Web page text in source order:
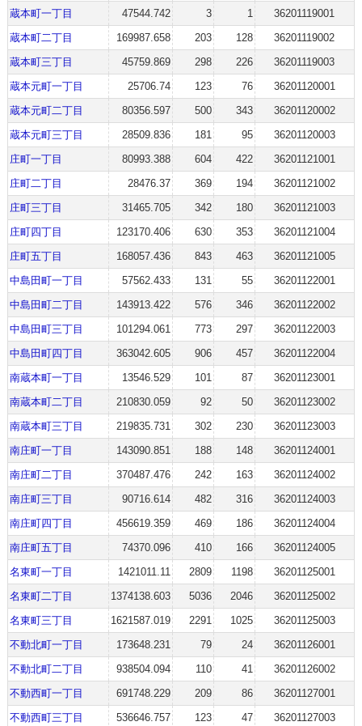
蔵本町一丁目
47544.742 3 1
36201119001
蔵本町二丁目
169987.658 203 128
36201119002
蔵本町三丁目
45759.869 298 226
36201119003
蔵本元町一丁目
25706.74 123 76
36201120001
蔵本元町二丁目
80356.597 500 343
36201120002
蔵本元町三丁目
28509.836 181 95
36201120003
庄町一丁目
80993.388 604 422
36201121001
庄町二丁目
28476.37 369 194
36201121002
庄町三丁目
31465.705 342 180
36201121003
庄町四丁目
123170.406 630 353
36201121004
庄町五丁目
168057.436 843 463
36201121005
中島田町一丁目
57562.433 131 55
36201122001
中島田町二丁目
143913.422 576 346
36201122002
中島田町三丁目
101294.061 773 297
36201122003
中島田町四丁目
363042.605 906 457
36201122004
南蔵本町一丁目
13546.529 101 87
36201123001
南蔵本町二丁目
210830.059 92 50
36201123002
南蔵本町三丁目
219835.731 302 230
36201123003
南庄町一丁目
143090.851 188 148
36201124001
南庄町二丁目
370487.476 242 163
36201124002
南庄町三丁目
90716.614 482 316
36201124003
南庄町四丁目
456619.359 469 186
36201124004
南庄町五丁目
74370.096 410 166
36201124005
名東町一丁目
1421011.11 2809 1198
36201125001
名東町二丁目
1374138.603 5036 2046
36201125002
名東町三丁目
1621587.019 2291 1025
36201125003
不動北町一丁目
173648.231 79 24
36201126001
不動北町二丁目
938504.094 110 41
36201126002
不動西町一丁目
691748.229 209 86
36201127001
不動西町三丁目
536646.757 123 47
36201127003